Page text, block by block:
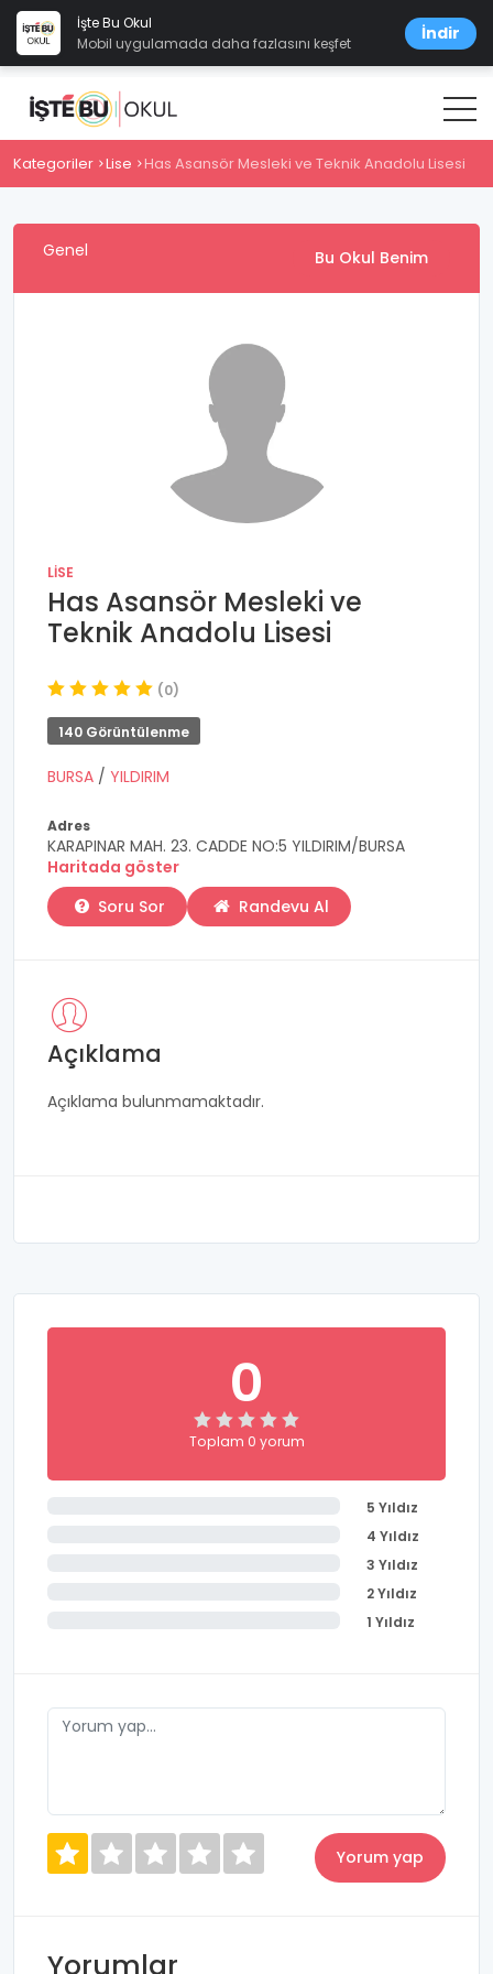
İşte Bu Okul
Mobil uygulamada daha fazlasını keşfet
İndir
Kategoriler Lise Has Asansör Mesleki ve Teknik Anadolu Lisesi
Genel Bu Okul Benim
LISE
Has Asansör Mesleki ve
Teknik Anadolu Lisesi
(0)
140 Görüntülenme
BURSA / YILDIRIM
Adres
KARAPINAR MAH. 23. CADDE NO:5 YILDIRIM/BURSA
Haritada göster
Soru Sor
Randevu Al
Açıklama
Açıklama bulunmamaktadır.
0
Toplam 0 yorum
5 Yıldız
4 Yıldız
3 Yıldız
2 Yıldız
1 Yıldız
Yorumlar